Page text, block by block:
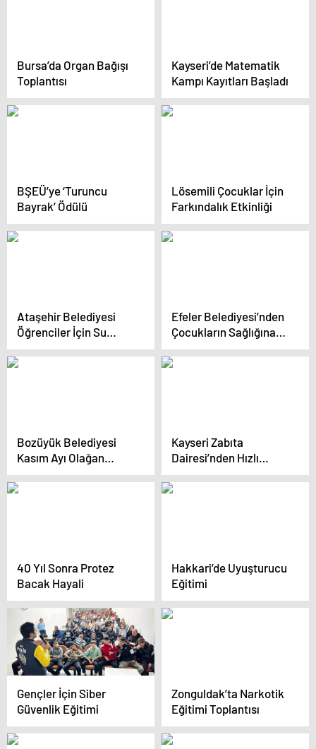
Bursa’da Organ Bağışı
Toplantısı
Kayseri’de Matematik
Kampı Kayıtları Başladı
BŞEÜ’ye ‘Turuncu
Bayrak’ Ödülü
Lösemili Çocuklar İçin
Farkındalık Etkinliği
Ataşehir Belediyesi
Öğrenciler İçin Su
Arıtma Cihazları
Kuruyor
Efeler Belediyesi’nden
Çocukların Sağlığına
Önem
Bozüyük Belediyesi
Kasım Ayı Olağan
Meclis Toplantısı
Gerçekleşti
Kayseri Zabıta
Dairesi’nden Hızlı
Çözüm: 1300 Talep
Karşılandı
40 Yıl Sonra Protez
Bacak Hayali
Hakkari’de Uyuşturucu
Eğitimi
Gençler İçin Siber
Güvenlik Eğitimi
Zonguldak’ta Narkotik
Eğitimi Toplantısı